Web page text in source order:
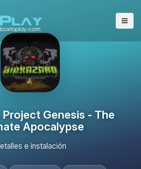
Project Genesis - The
Apocalypse
e instalación